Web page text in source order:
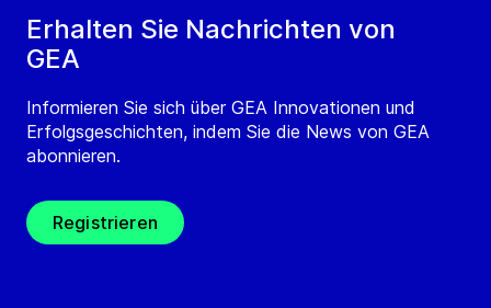
Erhalten Sie Nachrichten von
GEA
Informieren Sie sich über GEA Innovationen und
Erfolgsgeschichten, indem Sie die News von GEA
abonnieren.
Registrieren